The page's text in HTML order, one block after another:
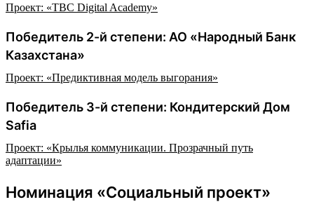
Проект: «TBC Digital Academy»
Победитель 2-й степени: АО «Народный Банк
Казахстана»
Проект: «Предиктивная модель выгорания»
Победитель 3-й степени: Кондитерский Дом
Safia
Проект: «Крылья коммуникации. Прозрачный путь
адаптации»
Номинация «Социальный проект»